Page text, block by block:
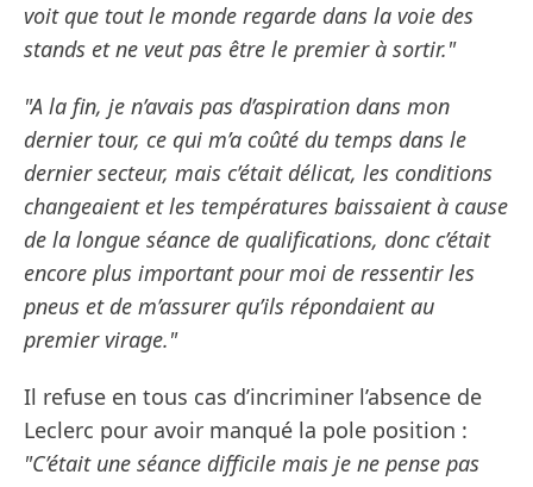
voit que tout le monde regarde dans la voie des
stands et ne veut pas être le premier à sortir."
"A la fin, je n’avais pas d’aspiration dans mon
dernier tour, ce qui m’a coûté du temps dans le
dernier secteur, mais c’était délicat, les conditions
changeaient et les températures baissaient à cause
de la longue séance de qualifications, donc c’était
encore plus important pour moi de ressentir les
pneus et de m’assurer qu’ils répondaient au
premier virage."
Il refuse en tous cas d’incriminer l’absence de
Leclerc pour avoir manqué la pole position :
"C’était une séance difficile mais je ne pense pas